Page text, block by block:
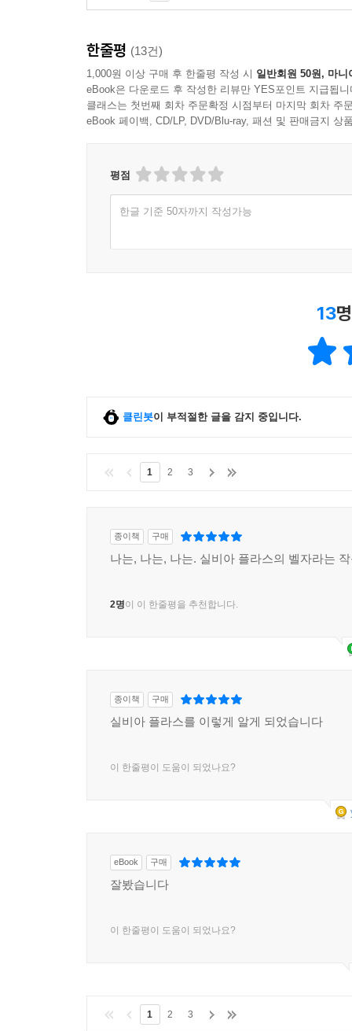
그것임도 안다. 지역과 계층에 따라 조금씩의 차
이는 에스더가 자살 기도에서 실패하고 기니 여사
놓여 있다. 다들 “벨 자 밑에 앉아 있”기 때문이
공감이야말로 연대를 이루는 근본일 것이다. 20
곳에서 딸들이 살기를 바랐다. 다들 수업에 갈
케이티 깁스 같은 학교를 졸업하고 회사 임원의
-12~13쪽
다만 이와 같은 읽기 방식은 『벨 자』가 품은
1950년대 미국의 젊은 여성이 처한 상황을 자전
처형 사건을 머릿속에서 떨치지 못한다. 〈텔레
실비아 플라스는 『벨 자』를 통해 “그의 세
내려놓았다. “이 소설은 좁은 의미에서 정치적이
띄울 것이다.
한줄평 (13건)
1,000원 이상 구매 후 한줄평 작성 시 일반회원 50원, 마니
eBook은 다운로드 후 작성한 리뷰만 YES포인트 지급됩니
클래스는 첫번째 회차 주문확정 시점부터 마지막 회차 주
eBook 페이백, CD/LP, DVD/Blu-ray, 패션 및 판매금지 상
평점
한글 기준 50자까지 작성가능
13
클린봇이 부적절한 글을 감지 중입니다.
1 2 3
종이책 구매
나는, 나는, 나는. 실비아 플라스의 벨자라는
2명이 이 한줄평을 추천합니다.
종이책 구매
실비아 플라스를 이렇게 알게 되었습니다
이 한줄평이 도움이 되었나요?
eBook 구매
잘봤습니다
이 한줄평이 도움이 되었나요?
1 2 3